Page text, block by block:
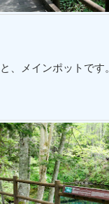
、メインポットです。